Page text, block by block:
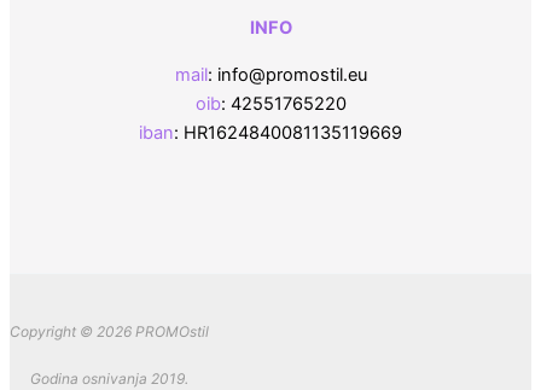
INFO
mail: info@promostil.eu
oib: 42551765220
iban: HR1624840081135119669
Copyright © 2026 PROMOstil
Godina osnivanja 2019.